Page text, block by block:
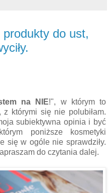
do ust,
na NIE!", w którym to
którymi się nie polubiłam.
subiektywna opinia i być
poniższe kosmetyki
się w ogóle nie sprawdziły.
do czytania dalej.